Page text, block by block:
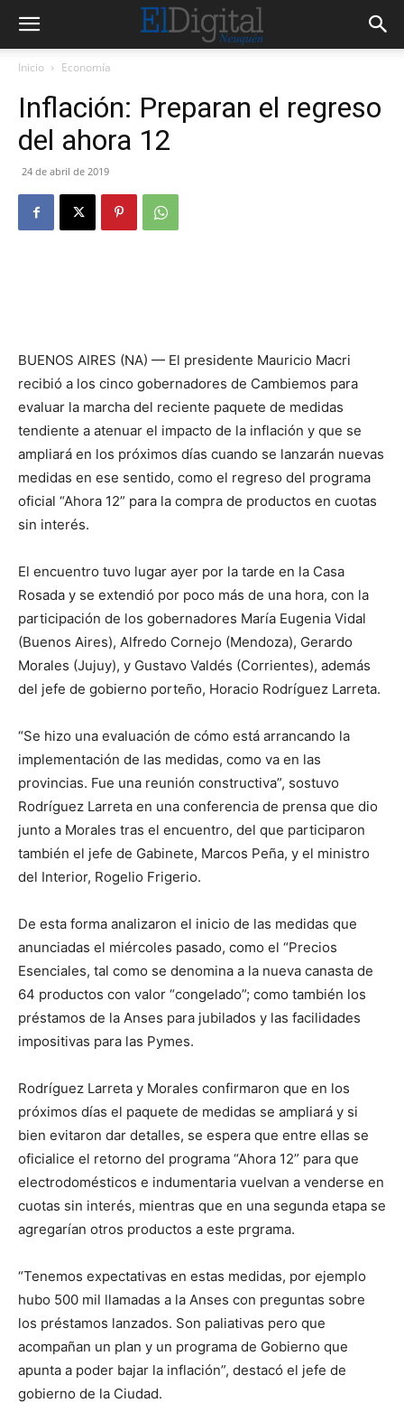
Inicio Economía
Inflación: Preparan el regreso
del ahora 12
24 de abril de 2019
BUENOS AIRES (NA) — El presidente Mauricio Macri
recibió a los cinco gobernadores de Cambiemos para
evaluar la marcha del reciente paquete de medidas
tendiente a atenuar el impacto de la inflación y que se
ampliará en los próximos días cuando se lanzarán nuevas
medidas en ese sentido, como el regreso del programa
oficial “Ahora 12” para la compra de productos en cuotas
sin interés.
El encuentro tuvo lugar ayer por la tarde en la Casa
Rosada y se extendió por poco más de una hora, con la
participación de los gobernadores María Eugenia Vidal
(Buenos Aires), Alfredo Cornejo (Mendoza), Gerardo
Morales (Jujuy), y Gustavo Valdés (Corrientes), además
del jefe de gobierno porteño, Horacio Rodríguez Larreta.
“Se hizo una evaluación de cómo está arrancando la
implementación de las medidas, como va en las
provincias. Fue una reunión constructiva”, sostuvo
Rodríguez Larreta en una conferencia de prensa que dio
junto a Morales tras el encuentro, del que participaron
también el jefe de Gabinete, Marcos Peña, y el ministro
del Interior, Rogelio Frigerio.
De esta forma analizaron el inicio de las medidas que
anunciadas el miércoles pasado, como el “Precios
Esenciales, tal como se denomina a la nueva canasta de
64 productos con valor “congelado”; como también los
préstamos de la Anses para jubilados y las facilidades
impositivas para las Pymes.
Rodríguez Larreta y Morales confirmaron que en los
próximos días el paquete de medidas se ampliará y si
bien evitaron dar detalles, se espera que entre ellas se
oficialice el retorno del programa “Ahora 12” para que
electrodomésticos e indumentaria vuelvan a venderse en
cuotas sin interés, mientras que en una segunda etapa se
agregarían otros productos a este prgrama.
“Tenemos expectativas en estas medidas, por ejemplo
hubo 500 mil llamadas a la Anses con preguntas sobre
los préstamos lanzados. Son paliativas pero que
acompañan un plan y un programa de Gobierno que
apunta a poder bajar la inflación”, destacó el jefe de
gobierno de la Ciudad.